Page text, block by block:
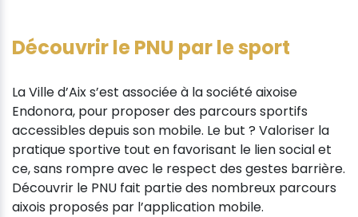
Découvrir le PNU par le sport
La Ville d’Aix s’est associée à la société aixoise
Endonora, pour proposer des parcours sportifs
accessibles depuis son mobile. Le but ? Valoriser la
pratique sportive tout en favorisant le lien social et
ce, sans rompre avec le respect des gestes barrière.
Découvrir le PNU fait partie des nombreux parcours
aixois proposés par l’application mobile.